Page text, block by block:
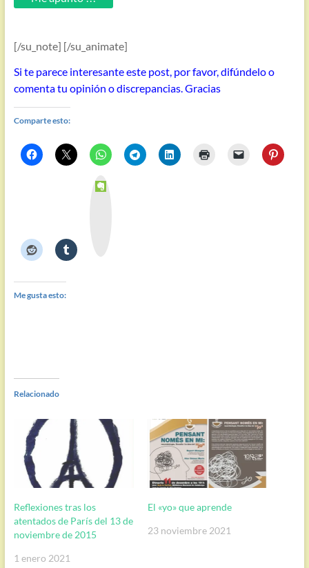
[/su_note] [/su_animate]
Si te parece interesante este post, por favor, difúndelo o
comenta tu opinión o discrepancias. Gracias
Comparte esto:
E
v
Me gusta esto:
Relacionado
Reflexiones tras los
atentados de París del 13 de
noviembre de 2015
1 enero 2021
El «yo» que aprende
23 noviembre 2021